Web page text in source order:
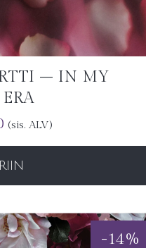
– IN MY
(sis. ALV)
-14%